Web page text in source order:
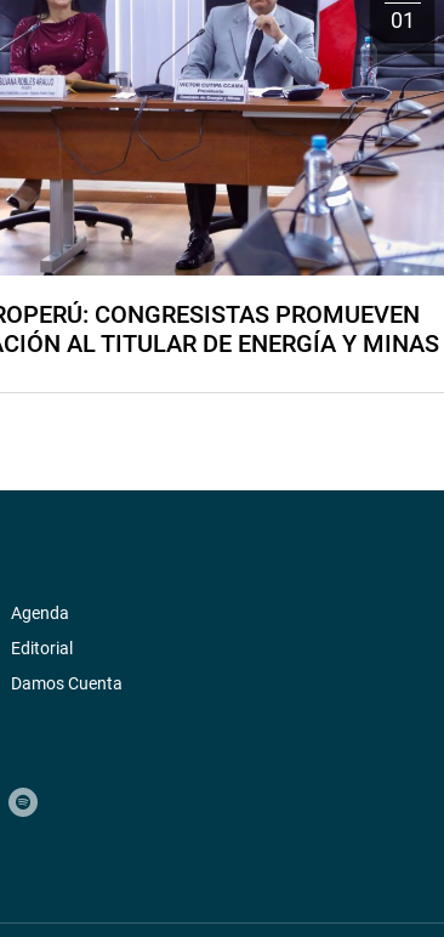
01
CONGRESISTAS PROMUEVEN
AL TITULAR DE ENERGÍA Y MINAS
Agenda
Editorial
Damos Cuenta